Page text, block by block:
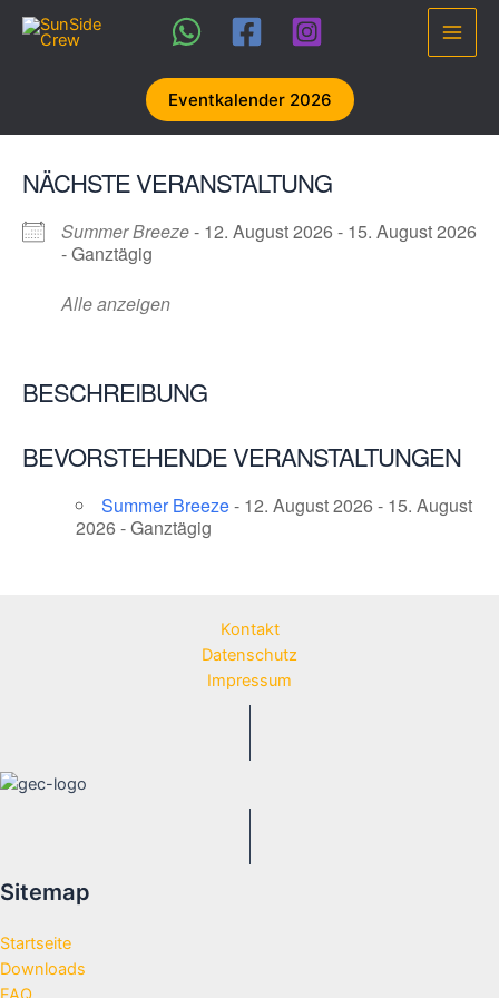
Inhalt
Main
Eventkalender 2026
NÄCHSTE VERANSTALTUNG
Summer Breeze- 12. August 2026 - 15. August 2026
- Ganztägig
Alle anzeigen
BESCHREIBUNG
BEVORSTEHENDE VERANSTALTUNGEN
Summer Breeze- 12. August 2026 - 15. August
2026 - Ganztägig
Kontakt
Datenschutz
Impressum
Sitemap
Startseite
Downloads